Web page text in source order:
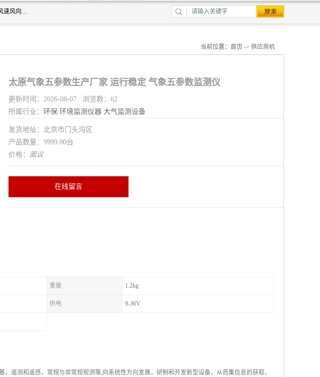
富奥通科技主营：气象五参数,气象六要素,微型自动气象站,网格化空气质量监测仪,六要素自动气象站,超声波风速风向传感器,能见度仪,大气微型站,交通自动气象站,高速路面结冰监测,路面状况传感器等。
当前位置： 首页 -> 供应商机
太原气象五参数生产厂家 运行稳定 气象五参数监测仪
更新时间：2026-08-07 浏览数：62
所属行业： 环保 环境监测仪器 大气监测设备
发货地址：北京市门头沟区
产品数量：9999.00台
价格： 面议
在线留言
重量 1.2kg
供电 9-36V
遥测和遥感，常规与非常规观测等;向系统性方向发展，研制和开发新型设备，从而集信息的获取、